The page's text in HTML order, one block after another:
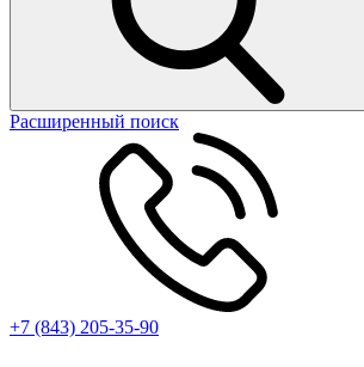
Расширенный поиск
+7 (843) 205-35-90